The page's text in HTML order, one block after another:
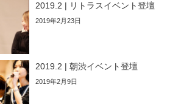
2019.2 | リトラスイベント登壇
2019年2月23日
2019.2 | 朝渋イベント登壇
2019年2月9日